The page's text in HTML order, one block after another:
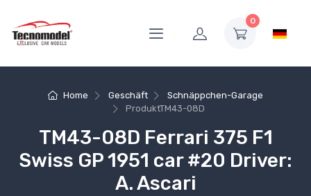
0
Home Geschäft
Schnäppchen-Garage
ProduktTM43-08D
TM43-08D Ferrari 375 F1
Swiss GP 1951 car #20 Driver:
A. Ascari